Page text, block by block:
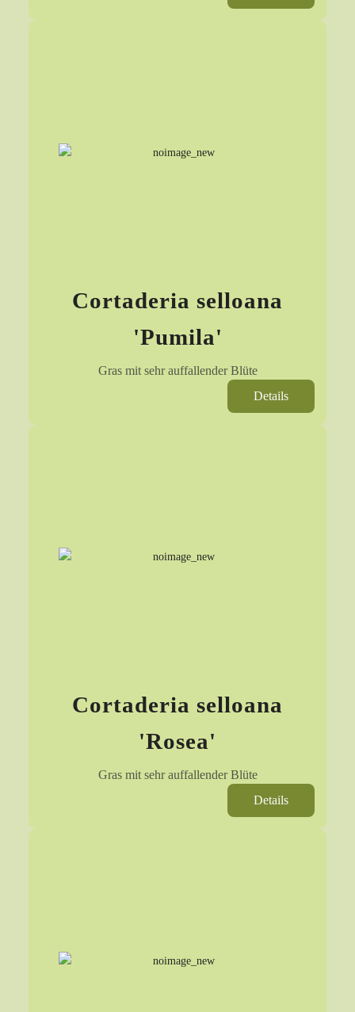
Cortaderia selloana
'Pumila'
Gras mit sehr auffallender Blüte
Details
Cortaderia selloana
'Rosea'
Gras mit sehr auffallender Blüte
Details